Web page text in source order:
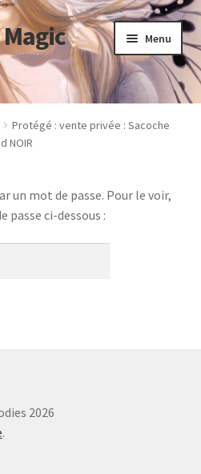
Menu
Protégé : vente privée : Sacoche
NOIR
un mot de passe. Pour le voir,
passe ci-dessous :
2026
.